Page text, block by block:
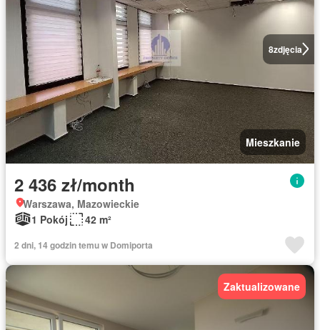
8zdjęcia
Mieszkanie
2 436 zł/month
Warszawa, Mazowieckie
1 Pokój
42 m²
2 dni, 14 godzin temu w Domiporta
Zaktualizowane